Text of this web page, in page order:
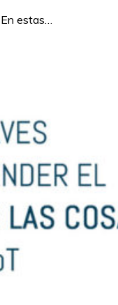
estas…